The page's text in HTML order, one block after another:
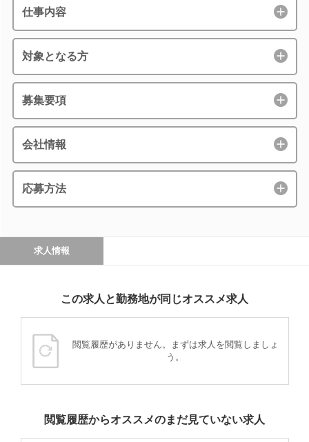
仕事内容
対象となる方
募集要項
会社情報
応募方法
求人情報
この求人と勤務地が同じオススメ求人
閲覧履歴がありません。まずは求人を閲覧しましょ
う。
閲覧履歴からオススメのまだ見ていない求人